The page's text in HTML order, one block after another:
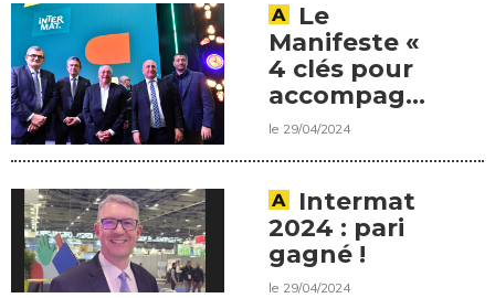
Le
Manifeste «
4 clés pour
accompagner
la
équipements
de
construction
» est signé
le 29/04/2024
Intermat
2024 : pari
gagné !
le 29/04/2024